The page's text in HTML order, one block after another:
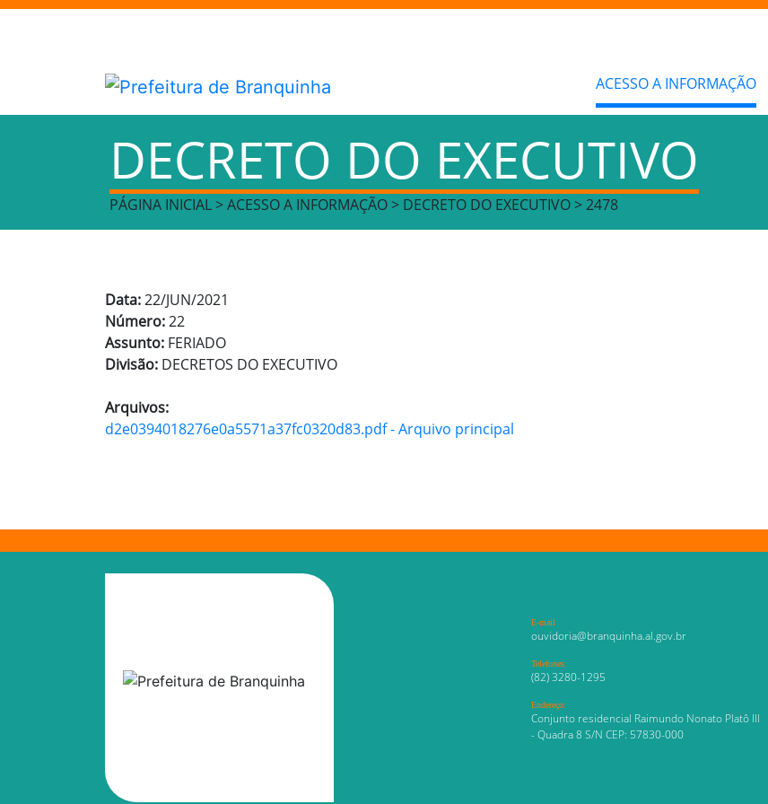
ACESSO A INFORMAÇÃO
DECRETO DO EXECUTIVO
PÁGINA INICIAL > ACESSO A INFORMAÇÃO > DECRETO DO EXECUTIVO > 2478
Data:22/JUN/2021
Número:22
Assunto: FERIADO
Divisão: DECRETOS DO EXECUTIVO
Arquivos:
d2e0394018276e0a5571a37fc0320d83.pdf - Arquivo principal
E-mail
ouvidoria@branquinha.al.gov.br
Telefones:
(82) 3280-1295
Endereço:
Conjunto residencial Raimundo Nonato Platô III
- Quadra 8 S/N CEP: 57830-000